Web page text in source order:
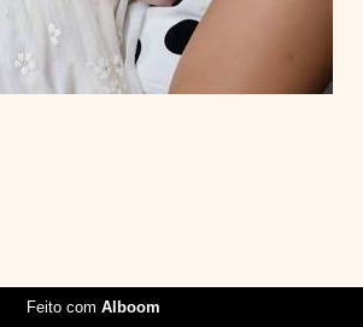
Feito com Alboom